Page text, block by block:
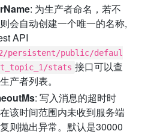
: 为生产者命名，若不
会自动创建一个唯一的名称,
API
persistent/public/defaul
stats 接口可以查
产者列表。
: 写入消息的超时时
该时间范围内未收到服务端
则抛出异常。默认是30000